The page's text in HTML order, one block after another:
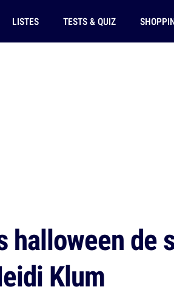
LISTES TESTS & QUIZ
halloween de
Klum